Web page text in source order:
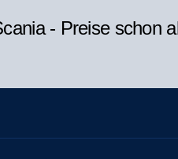
- Preise schon